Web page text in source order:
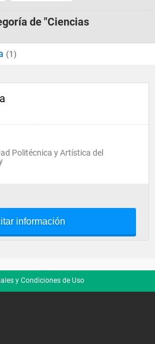
de "Ciencias
(1)
Politécnica y Artística del
información
y Condiciones de Uso